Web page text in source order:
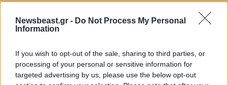
Newsbeast.gr - Do Not Process My Personal
Information
If you wish to opt-out of the sale, sharing to third parties, or
processing of your personal or sensitive information for
targeted advertising by us, please use the below opt-out